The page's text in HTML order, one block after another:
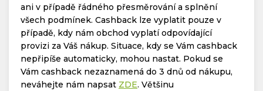
ani v případě řádného přesměrování a splnění
všech podmínek. Cashback lze vyplatit pouze v
případě, kdy nám obchod vyplatí odpovídající
provizi za Váš nákup. Situace, kdy se Vám cashback
nepřipíše automaticky, mohou nastat. Pokud se
Vám cashback nezaznamená do 3 dnů od nákupu,
neváhejte nám napsat ZDE. Většinu